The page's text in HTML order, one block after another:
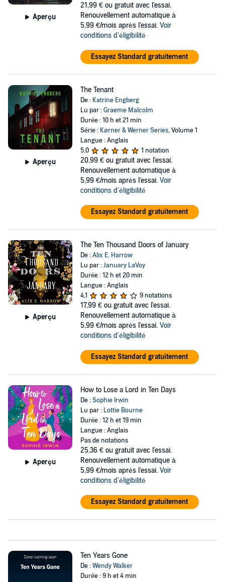
Aperçu
21,99 € ou gratuit avec l'essai.
Renouvellement automatique à
5,99 €/mois après l'essai. Voir
conditions d'éligibilité
Essayez Standard gratuitement
Aperçu
The Tenant
De : Katrine Engberg
Lu par :Graeme Malcolm
Durée : 10 h et 21 min
Série : Kørner & Werner Series, Volume 1
Langue : Anglais
5,0
1 notation
20,99 € ou gratuit avec l'essai.
Renouvellement automatique à
5,99 €/mois après l'essai. Voir
conditions d'éligibilité
Essayez Standard gratuitement
Aperçu
The Ten Thousand Doors of January
De :Alix E. Harrow
Lu par :January LaVoy
Durée : 12 h et 20 min
Langue : Anglais
4,1
9 notations
17,99 € ou gratuit avec l'essai.
Renouvellement automatique à
5,99 €/mois après l'essai. Voir
conditions d'éligibilité
Essayez Standard gratuitement
Aperçu
How to Lose a Lord in Ten Days
De :Sophie Irwin
Lu par : Lottie Bourne
Durée : 12 h et 19 min
Langue : Anglais
Pas de notations
25,36 € ou gratuit avec l'essai.
Renouvellement automatique à
5,99 €/mois après l'essai. Voir
conditions d'éligibilité
Essayez Standard gratuitement
Ten Years Gone
De :Wendy Walker
Durée : 9 h et 4 min